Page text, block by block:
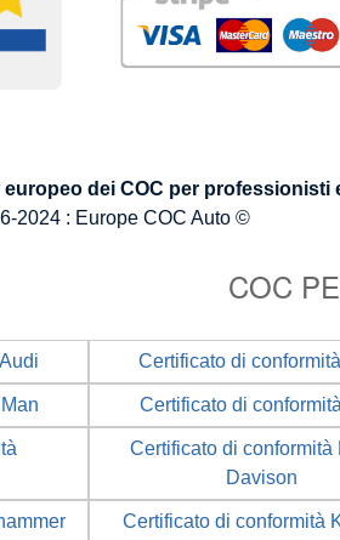
europeo dei COC per professionisti
2024 : Europe COC Auto ©
COC
Certificato di
Certificato di
Certificato di conformità
Davison
Certificato di conformità